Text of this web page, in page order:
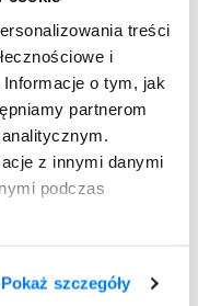
treści
i
o tym, jak
partnerom
z innymi danymi
podczas
Pokaż szczegóły
kodeiny w składzie,
względu lek
dawce przez
pojawienia się
z chęcią ciągłego
się do lekarza. Co
również z